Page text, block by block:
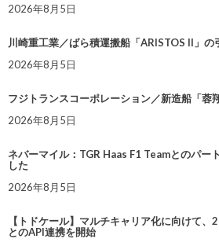
2026年8月5日
川崎重工業／ばら積運搬船「ARISTOS II」の
2026年8月5日
フジトランスコーポレーション／新造船「蓉
2026年8月5日
ネバーマイル：TGR Haas F1 Teamとのパー
した
2026年8月5日
【トドケール】マルチキャリア化に向けて
とのAPI連携を開始